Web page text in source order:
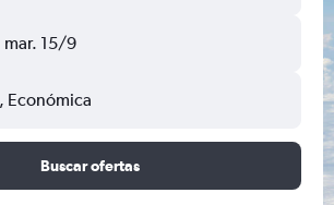
mar. 15/9
Económica
Buscar ofertas